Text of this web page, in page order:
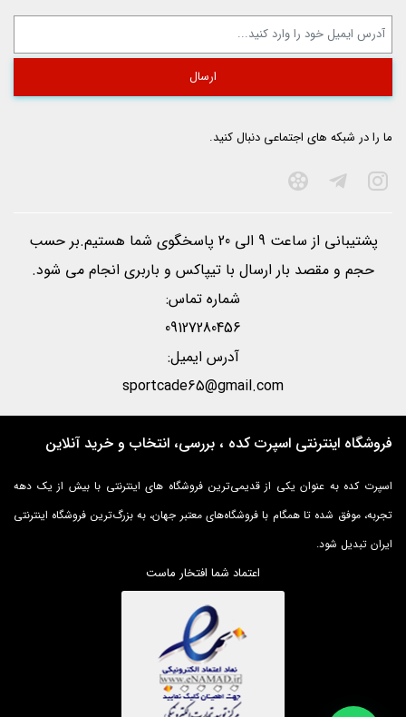
ما را در شبکه های اجتماعی دنبال کنید.
پشتیبانی از ساعت 9 الی 20 پاسخگوی شما هستیم.بر حسب
حجم و مقصد بار ارسال با تيپاكس و باربری انجام می شود.
شماره تماس:
09127280456
آدرس ایمیل:
sportcade65@gmail.com
فروشگاه اینترنتی اسپرت کده ، بررسی، انتخاب و خرید آنلاین
اسپرت کده به عنوان یکی از قدیمی‌ترین فروشگاه های اینترنتی با بیش از یک دهه
تجربه، موفق شده تا همگام با فروشگاه‌های معتبر جهان، به بزرگ‌ترین فروشگاه اینترنتی
ایران تبدیل شود.
اعتماد شما افتخار ماست